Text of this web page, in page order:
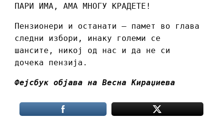
ПАРИ ИМА, АМА МНОГУ КРАДЕТЕ!
Пензионери и останати – памет во глава
следни избори, инаку големи се
шансите, никој од нас и да не си
дочека пензија.
Фејсбук објава на Весна Кираџиева